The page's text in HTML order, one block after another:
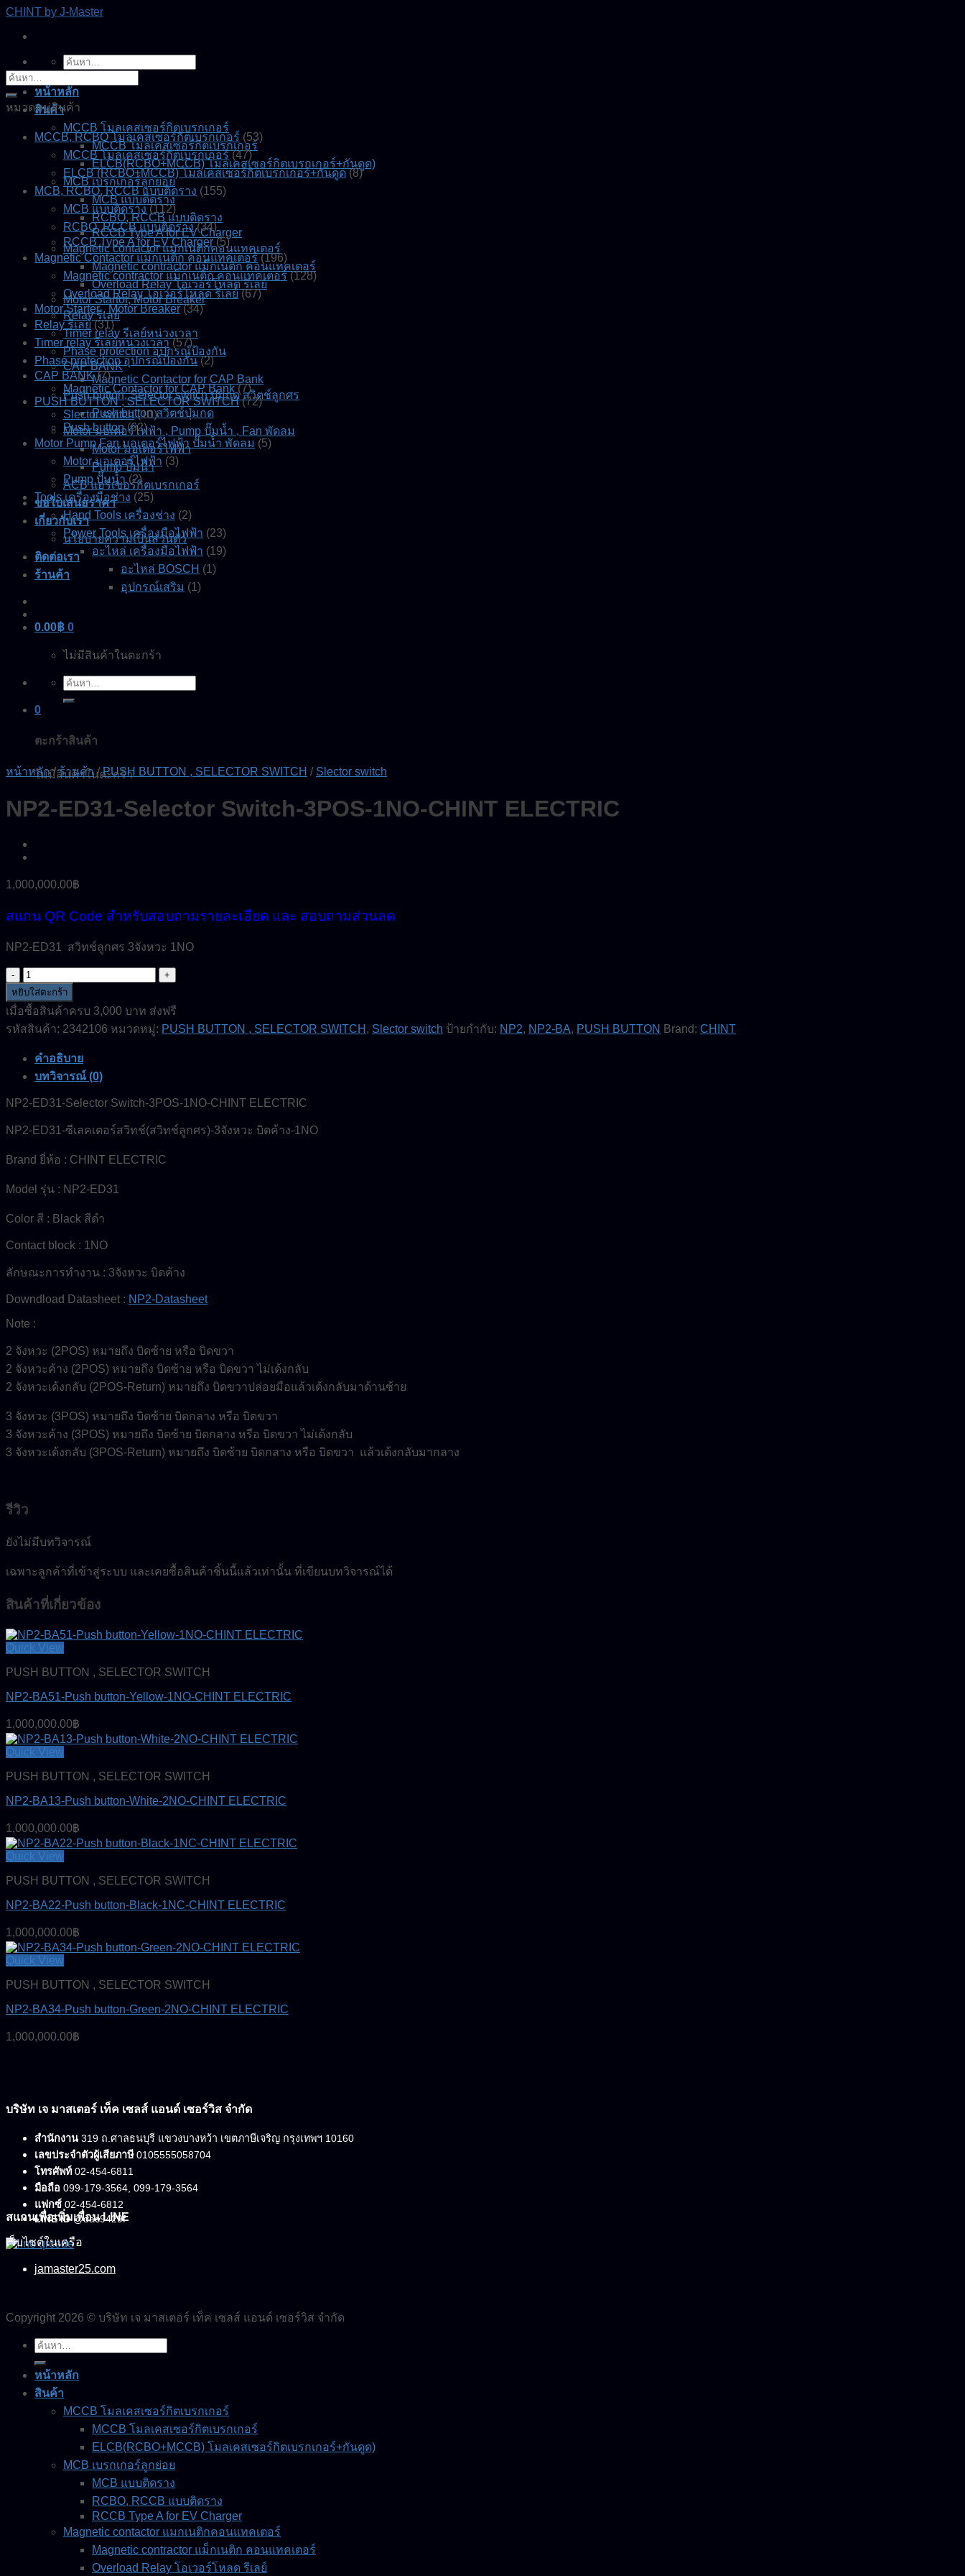
Skip
content
CHINT by J-Master
ค้นหา:
หน้าหลัก
สินค้า
MCCB โมลเคสเซอร์กิตเบรกเกอร์
MCCB โมลเคสเซอร์กิตเบรกเกอร์
ELCB(RCBO+MCCB) โมลเคสเซอร์กิตเบรกเกอร์+กันดูด)
MCB เบรกเกอร์ลูกย่อย
MCB แบบติดราง
RCBO, RCCB แบบติดราง
RCCB Type A for EV Charger
Magnetic contactor แมกเนติกคอนแทคเตอร์
Magnetic contractor แม็กเนติก คอนแทคเตอร์
Overload Relay โอเวอร์โหลด รีเลย์
Motor Startor, Motor Breaker
Relay รีเลย์
Timer relay รีเลย์หน่วงเวลา
Phase protection อุปกรณ์ป้องกัน
CAP BANK
Magnetic Contactor for CAP Bank
Push button, Selector switch ปุ่มกด สวิตช์ลูกศร
Push button สวิตช์ปุ่มกด
Motor มอเตอร์ไฟฟ้า , Pump ปั๊มน้ำ , Fan พัดลม
Motor มอเตอร์ไฟฟ้า
Pump ปั๊มน้ำ
ACB แอร์เซอร์กิตเบรกเกอร์
ขอใบเสนอราคา
เกี่ยวกับเรา
นโยบายความเป็นส่วนตัว
ติดต่อเรา
ร้านค้า
0.00฿ 0
ไม่มีสินค้าในตะกร้า
ค้นหา:
0
ตะกร้าสินค้า
ไม่มีสินค้าในตะกร้า
ค้นหา:
หมวดหมู่สินค้า
MCCB, RCBO โมลเคสเซอร์กิตเบรกเกอร์ (53)
MCCB โมลเคสเซอร์กิตเบรกเกอร์ (47)
ELCB (RCBO+MCCB) โมลเคสเซอร์กิตเบรกเกอร์+กันดูด (8)
MCB, RCBO, RCCB แบบติดราง (155)
MCB แบบติดราง (112)
RCBO, RCCB แบบติดราง (34)
RCCB Type A for EV Charger (5)
Magnetic Contactor แม็กเนติก คอนแทคเตอร์ (196)
Magnetic contractor แม็กเนติก คอนแทคเตอร์ (128)
Overload Relay โอเวอร์โหลด รีเลย์ (67)
Motor Starter , Motor Breaker (34)
Relay รีเลย์ (31)
Timer relay รีเลย์หน่วงเวลา (57)
Phase protection อุปกรณ์ป้องกัน (2)
CAP BANK (7)
Magnetic Contactor for CAP Bank (7)
PUSH BUTTON , SELECTOR SWITCH (72)
Slector switch (10)
Push button (62)
Motor Pump Fan มอเตอร์ไฟฟ้า ปั๊มน้ำ พัดลม (5)
Motor มอเตอร์ไฟฟ้า (3)
Pump ปั๊มน้ำ (2)
Tools เครื่องมือช่าง (25)
Hand Tools เครื่องช่าง (2)
Power Tools เครื่องมือไฟฟ้า (23)
อะไหล่ เครื่องมือไฟฟ้า (19)
อะไหล่ BOSCH (1)
อุปกรณ์เสริม (1)
หน้าหลัก / ร้านค้า / PUSH BUTTON , SELECTOR SWITCH / Slector switch
NP2-ED31-Selector Switch-3POS-1NO-CHINT ELECTRIC
1,000,000.00฿
สแกน QR Code สำหรับสอบถามรายละเอียด และ สอบถามส่วนลด
NP2-ED31 สวิทช์ลูกศร 3จังหวะ 1NO
จำนวน
NP2-
ED31-
Selector
Switch-
1NO-
CHINT
ELECTRIC
ชิ้น
หยิบใส่ตะกร้า
เมื่อซื้อสินค้าครบ 3,000 บาท ส่งฟรี
รหัสสินค้า: 2342106 หมวดหมู่: PUSH BUTTON , SELECTOR SWITCH , Slector switch ป้ายกำกับ: NP2, NP2-BA, PUSH BUTTON Brand: CHINT
คำอธิบาย
บทวิจารณ์ (0)
NP2-ED31-Selector Switch-3POS-1NO-CHINT ELECTRIC
NP2-ED31-ซีเลคเตอร์สวิทช์(สวิทช์ลูกศร)-3จังหวะ บิดค้าง-1NO
Brand ยี่ห้อ : CHINT ELECTRIC
Model รุ่น : NP2-ED31
Color สี : Black สีดำ
Contact block : 1NO
ลักษณะการทำงาน : 3จังหวะ บิดค้าง
Downdload Datasheet : NP2-Datasheet
Note :
2 จังหวะ (2POS) หมายถึง บิดซ้าย หรือ บิดขวา
2 จังหวะค้าง (2POS) หมายถึง บิดซ้าย หรือ บิดขวา ไม่เด้งกลับ
2 จังหวะเด้งกลับ (2POS-Return) หมายถึง บิดขวาปล่อยมือแล้วเด้งกลับมาด้านซ้าย
3 จังหวะ (3POS) หมายถึง บิดซ้าย บิดกลาง หรือ บิดขวา
3 จังหวะค้าง (3POS) หมายถึง บิดซ้าย บิดกลาง หรือ บิดขวา ไม่เด้งกลับ
3 จังหวะเด้งกลับ (3POS-Return) หมายถึง บิดซ้าย บิดกลาง หรือ บิดขวา แล้วเด้งกลับมากลาง
รีวิว
ยังไม่มีบทวิจารณ์
เฉพาะลูกค้าที่เข้าสู่ระบบ และเคยซื้อสินค้าชิ้นนี้แล้วเท่านั้น ที่เขียนบทวิจารณ์ได้
สินค้าที่เกี่ยวข้อง
Quick View
PUSH BUTTON , SELECTOR SWITCH
NP2-BA51-Push button-Yellow-1NO-CHINT ELECTRIC
1,000,000.00฿
Quick View
PUSH BUTTON , SELECTOR SWITCH
NP2-BA13-Push button-White-2NO-CHINT ELECTRIC
1,000,000.00฿
Quick View
PUSH BUTTON , SELECTOR SWITCH
NP2-BA22-Push button-Black-1NC-CHINT ELECTRIC
1,000,000.00฿
Quick View
PUSH BUTTON , SELECTOR SWITCH
NP2-BA34-Push button-Green-2NO-CHINT ELECTRIC
1,000,000.00฿
บริษัท เจ มาสเตอร์ เท็ค เซลส์ แอนด์ เซอร์วิส จำกัด
สำนักงาน 319 ถ.ศาลธนบุรี แขวงบางหว้า เขตภาษีเจริญ กรุงเทพฯ 10160
เลขประจำตัวผู้เสียภาษี0105555058704
โทรศัพท์02-454-6811
มือถือ 099-179-3564, 099-179-3564
แฟกซ์ 02-454-6812
LINE ID@dac9429f
สแกนเพื่อเพิ่มเพื่อน LINE
เว็บไซต์ในเครือ
jamaster25.com
Copyright 2026 © บริษัท เจ มาสเตอร์ เท็ค เซลส์ แอนด์ เซอร์วิส จำกัด
ค้นหา:
หน้าหลัก
สินค้า
MCCB โมลเคสเซอร์กิตเบรกเกอร์
MCCB โมลเคสเซอร์กิตเบรกเกอร์
ELCB(RCBO+MCCB) โมลเคสเซอร์กิตเบรกเกอร์+กันดูด)
MCB เบรกเกอร์ลูกย่อย
MCB แบบติดราง
RCBO, RCCB แบบติดราง
RCCB Type A for EV Charger
Magnetic contactor แมกเนติกคอนแทคเตอร์
Magnetic contractor แม็กเนติก คอนแทคเตอร์
Overload Relay โอเวอร์โหลด รีเลย์